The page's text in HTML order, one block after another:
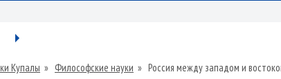
Купалы » Философские науки » Россия между западом и